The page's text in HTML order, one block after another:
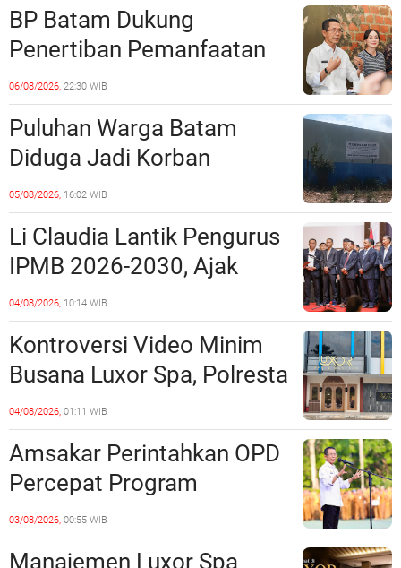
BP Batam Dukung
Penertiban Pemanfaatan
Ruang Laut Sesuai
Ketentuan Peraturan
Perundang-undangan
06/08/2026, 22:30 WIB
Puluhan Warga Batam
Diduga Jadi Korban
Penipuan Kavling Hingga
Miliaran Rupiah, Laporan ke
Polda Kepri Jalan di
Tempat?
05/08/2026, 16:02 WIB
Li Claudia Lantik Pengurus
IPMB 2026-2030, Ajak
Perkuat Kerukunan dan
Sinergi dengan Pemko
Batam
04/08/2026, 10:14 WIB
Kontroversi Video Minim
Busana Luxor Spa, Polresta
Barelang Usut Tuntas
Unsur Pelanggaran Hukum
04/08/2026, 01:11 WIB
Amsakar Perintahkan OPD
Percepat Program
Prioritas, Targetkan
Realisasi Pembangunan
03/08/2026, 00:55 WIB
Manajemen Luxor Spa